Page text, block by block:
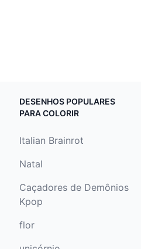
DESENHOS POPULARES
PARA COLORIR
Italian Brainrot
Natal
Caçadores de Demônios
Kpop
flor